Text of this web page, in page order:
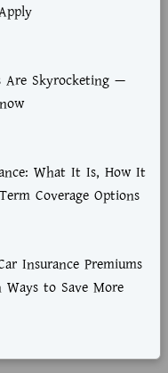
Are Skyrocketing —
What It Is, How It
Coverage Options
Insurance Premiums
Ways to Save More